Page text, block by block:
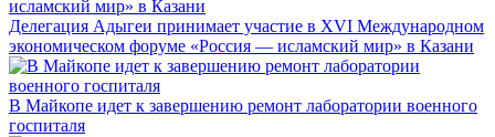
Делегация Адыгеи принимает участие в XVI Международном
экономическом форуме «Россия — исламский мир» в Казани
В Майкопе идет к завершению ремонт лаборатории военного
госпиталя